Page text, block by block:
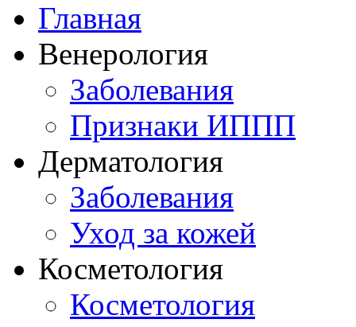
Главная
Венерология
Заболевания
Признаки ИППП
Дерматология
Заболевания
Уход за кожей
Косметология
Косметология